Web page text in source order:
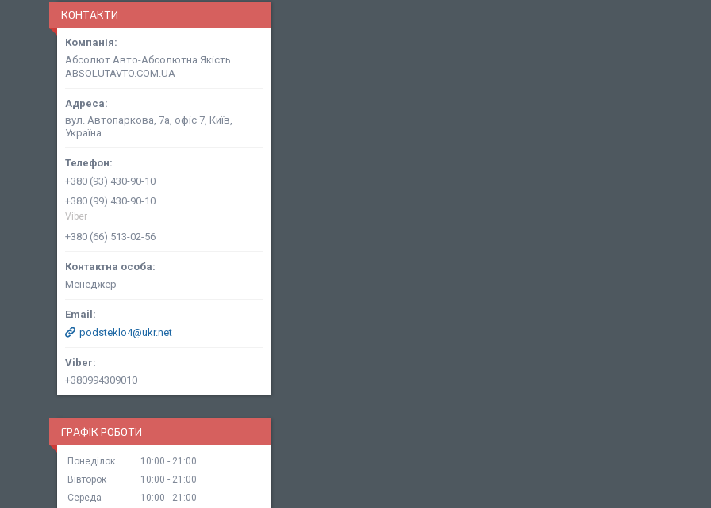
КОНТАКТИ
Абсолют Авто-Абсолютна Якість
ABSOLUTAVTO.COM.UA
вул. Автопаркова, 7а, офіс 7, Київ,
Україна
+380 (93) 430-90-10
+380 (99) 430-90-10
Viber
+380 (66) 513-02-56
Менеджер
podsteklo4@ukr.net
+380994309010
ГРАФІК РОБОТИ
Понеділок 10:00
21:00
Вівторок
10:00
21:00
Середа
10:00 21:00